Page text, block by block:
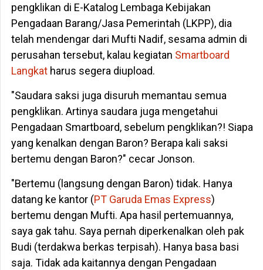
pengklikan di E-Katalog Lembaga Kebijakan
Pengadaan Barang/Jasa Pemerintah (LKPP), dia
telah mendengar dari Mufti Nadif, sesama admin di
perusahan tersebut, kalau kegiatan Smartboard
Langkatharus segera diupload.
"Saudara saksi juga disuruh memantau semua
pengklikan. Artinya saudara juga mengetahui
Pengadaan Smartboard, sebelum pengklikan?! Siapa
yang kenalkan dengan Baron? Berapa kali saksi
bertemu dengan Baron?" cecar Jonson.
"Bertemu (langsung dengan Baron) tidak. Hanya
datang ke kantor (PT Garuda Emas Express)
bertemu dengan Mufti. Apa hasil pertemuannya,
saya gak tahu. Saya pernah diperkenalkan oleh pak
Budi (terdakwa berkas terpisah). Hanya basa basi
saja. Tidak ada kaitannya dengan Pengadaan